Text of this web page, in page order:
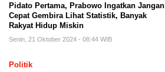
Pidato Pertama, Prabowo Ingatkan Jangan
Cepat Gembira Lihat Statistik, Banyak
Rakyat Hidup Miskin
Senin, 21 Oktober 2024 - 08:44 WIB
Politik